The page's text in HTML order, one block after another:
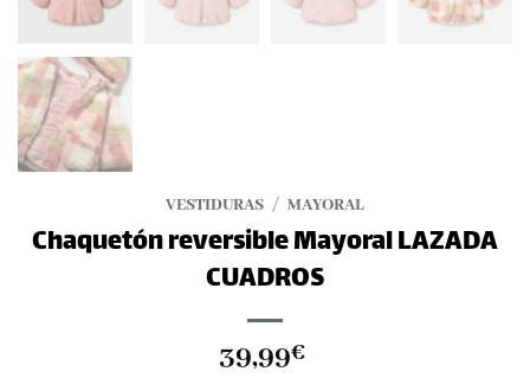
VESTIDURAS / MAYORAL
Chaquetón reversible Mayoral LAZADA
CUADROS
39,99€